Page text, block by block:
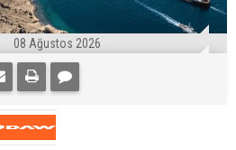
08 Ağustos 2026